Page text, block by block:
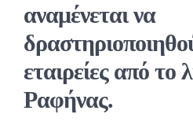
αναμένεται να
εταιρείες από το
Ραφήνας.